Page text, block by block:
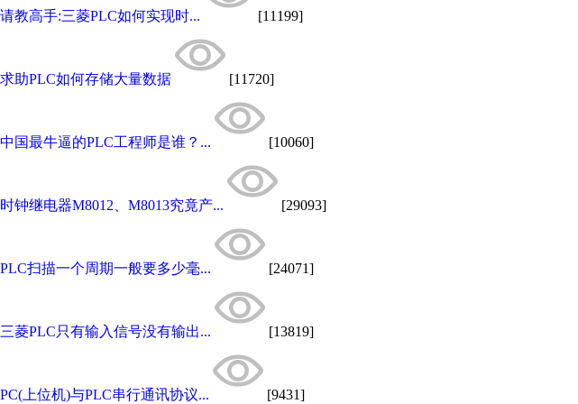
请教高手:三菱PLC如何实现时... [11199]
求助PLC如何存储大量数据 [11720]
中国最牛逼的PLC工程师是谁？... [10060]
时钟继电器M8012、M8013究竟产... [29093]
PLC扫描一个周期一般要多少毫... [24071]
三菱PLC只有输入信号没有输出... [13819]
PC(上位机)与PLC串行通讯协议... [9431]